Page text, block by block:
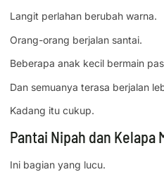
Langit perlahan berubah warna.
Orang-orang berjalan santai.
Beberapa anak kecil bermain
Dan semuanya terasa berjalan
Kadang itu cukup.
Pantai Nipah dan Kelapa
Ini bagian yang lucu.